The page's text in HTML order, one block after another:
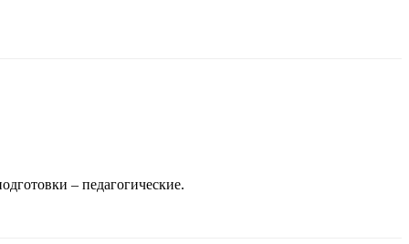
– педагогические.